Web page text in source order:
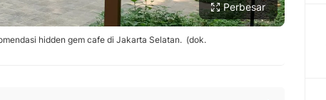
Perbesar
hidden gem cafe di Jakarta Selatan. (dok.